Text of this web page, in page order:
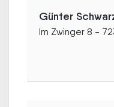
Günter
Im Zwinger 8 -